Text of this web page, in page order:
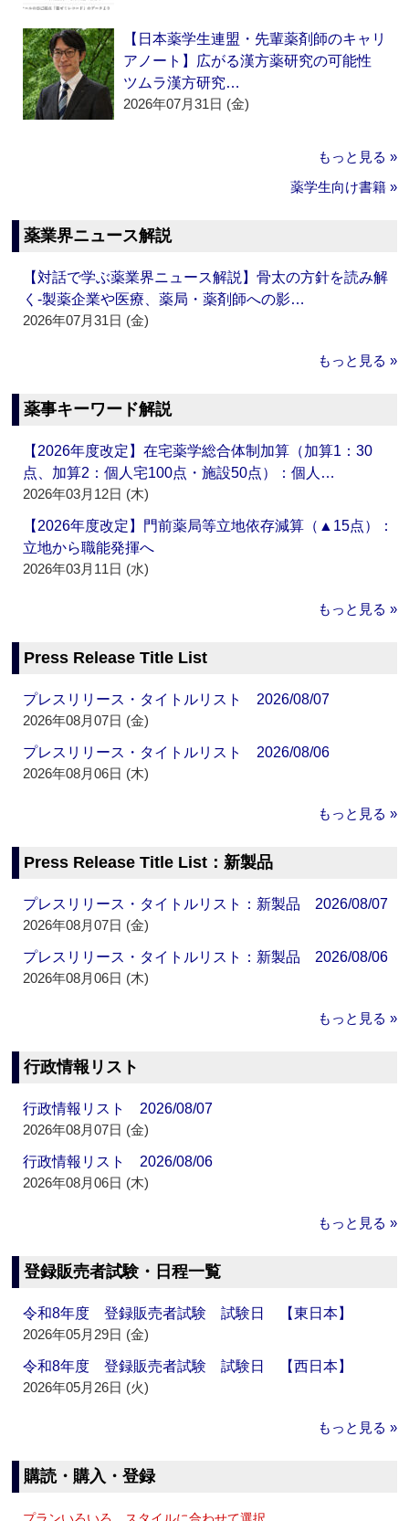
【日本薬学生連盟・先輩薬剤師のキャリ
アノート】広がる漢方薬研究の可能性
ツムラ漢方研究…
2026年07月31日 (金)
もっと見る »
薬学生向け書籍 »
薬業界ニュース解説
【対話で学ぶ薬業界ニュース解説】骨太の方針を読み解
く‐製薬企業や医療、薬局・薬剤師への影…
2026年07月31日 (金)
もっと見る »
薬事キーワード解説
【2026年度改定】在宅薬学総合体制加算（加算1：30
点、加算2：個人宅100点・施設50点）：個人…
2026年03月12日 (木)
【2026年度改定】門前薬局等立地依存減算（▲15点）：
立地から職能発揮へ
2026年03月11日 (水)
もっと見る »
Press Release Title List
プレスリリース・タイトルリスト 2026/08/07
2026年08月07日 (金)
プレスリリース・タイトルリスト 2026/08/06
2026年08月06日 (木)
もっと見る »
Press Release Title List：新製品
プレスリリース・タイトルリスト：新製品 2026/08/07
2026年08月07日 (金)
プレスリリース・タイトルリスト：新製品 2026/08/06
2026年08月06日 (木)
もっと見る »
行政情報リスト
行政情報リスト 2026/08/07
2026年08月07日 (金)
行政情報リスト 2026/08/06
2026年08月06日 (木)
もっと見る »
登録販売者試験・日程一覧
令和8年度 登録販売者試験 試験日 【東日本】
2026年05月29日 (金)
令和8年度 登録販売者試験 試験日 【西日本】
2026年05月26日 (火)
もっと見る »
購読・購入・登録